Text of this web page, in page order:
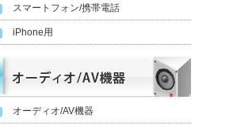
スマートフォン/携帯電話
iPhone用
オーディオ/AV機器